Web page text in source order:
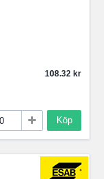
108.32
Köp